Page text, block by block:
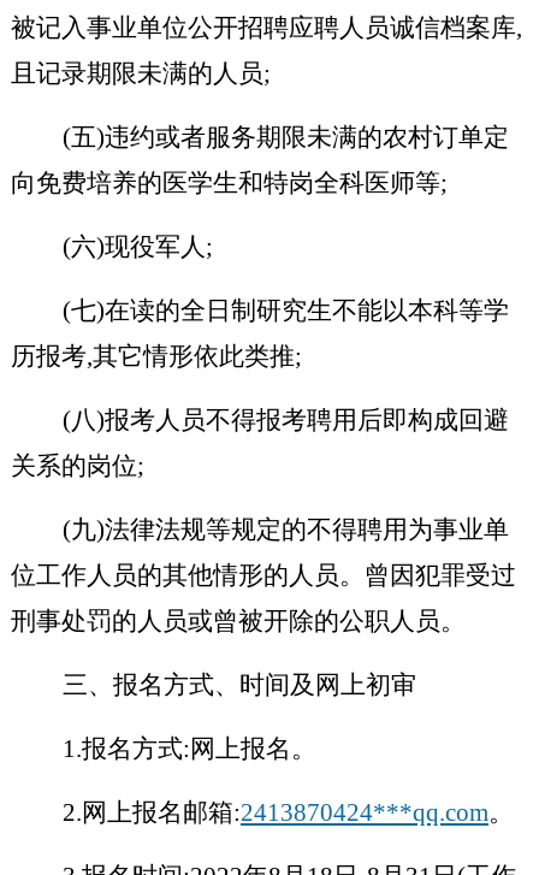
被记入事业单位公开招聘应聘人员诚信档案库,
且记录期限未满的人员;
(五)违约或者服务期限未满的农村订单定
向免费培养的医学生和特岗全科医师等;
(六)现役军人;
(七)在读的全日制研究生不能以本科等学
历报考,其它情形依此类推;
(八)报考人员不得报考聘用后即构成回避
关系的岗位;
(九)法律法规等规定的不得聘用为事业单
位工作人员的其他情形的人员。曾因犯罪受过
刑事处罚的人员或曾被开除的公职人员。
三、报名方式、时间及网上初审
1.报名方式:网上报名。
2.网上报名邮箱:2413870424***qq.com。